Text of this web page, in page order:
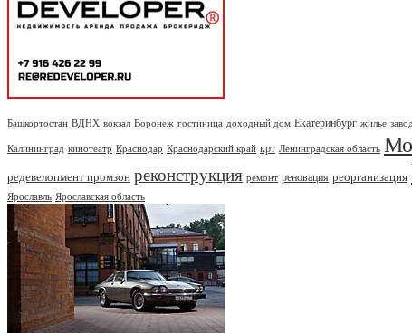
Башкортостан ВДНХ вокзал Воронеж гостиница доходный дом Екатеринбург жилье завод
Калининград кинотеатр Краснодар Краснодарский край крт Ленинградская область
редевелопмент промзон реконструкция ремонт реновация реорганизация
Ярославль Ярославская область